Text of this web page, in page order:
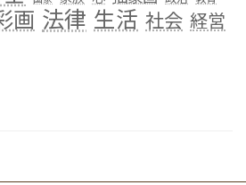
画 法律 生活 社会 経営